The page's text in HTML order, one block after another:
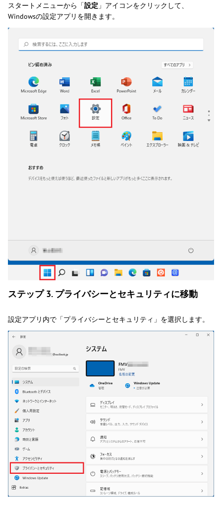
スタートメニューから「設定 」アイコンをクリックして、
Windowsの設定アプリを開きます。
ステップ 3. プライバシーとセキュリティに移動
設定アプリ内で「プライバシーとセキュリティ」を選択します。